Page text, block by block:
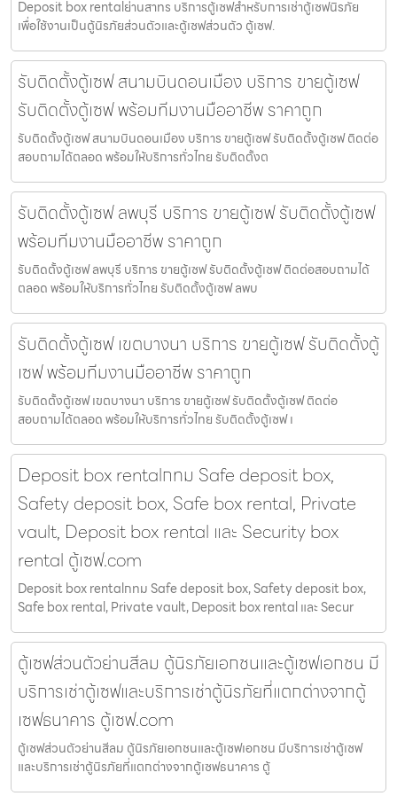
Deposit box rentalย่านสาทร บริการตู้เซฟสำหรับการเช่าตู้เซฟนิรภัย
เพื่อใช้งานเป็นตู้นิรภัยส่วนตัวและตู้เซฟส่วนตัว ตู้เซฟ.
รับติดตั้งตู้เซฟ สนามบินดอนเมือง บริการ ขายตู้เซฟ
รับติดตั้งตู้เซฟ พร้อมทีมงานมืออาชีพ ราคาถูก
รับติดตั้งตู้เซฟ สนามบินดอนเมือง บริการ ขายตู้เซฟ รับติดตั้งตู้เซฟ ติดต่อ
สอบถามได้ตลอด พร้อมให้บริการทั่วไทย รับติดตั้งต
รับติดตั้งตู้เซฟ ลพบุรี บริการ ขายตู้เซฟ รับติดตั้งตู้เซฟ
พร้อมทีมงานมืออาชีพ ราคาถูก
รับติดตั้งตู้เซฟ ลพบุรี บริการ ขายตู้เซฟ รับติดตั้งตู้เซฟ ติดต่อสอบถามได้
ตลอด พร้อมให้บริการทั่วไทย รับติดตั้งตู้เซฟ ลพบ
รับติดตั้งตู้เซฟ เขตบางนา บริการ ขายตู้เซฟ รับติดตั้งตู้
เซฟ พร้อมทีมงานมืออาชีพ ราคาถูก
รับติดตั้งตู้เซฟ เขตบางนา บริการ ขายตู้เซฟ รับติดตั้งตู้เซฟ ติดต่อ
สอบถามได้ตลอด พร้อมให้บริการทั่วไทย รับติดตั้งตู้เซฟ เ
Deposit box rentalกทม Safe deposit box,
Safety deposit box, Safe box rental, Private
vault, Deposit box rental และ Security box
rental ตู้เซฟ.com
Deposit box rentalกทม Safe deposit box, Safety deposit box,
Safe box rental, Private vault, Deposit box rental และ Secur
ตู้เซฟส่วนตัวย่านสีลม ตู้นิรภัยเอกชนและตู้เซฟเอกชน มี
บริการเช่าตู้เซฟและบริการเช่าตู้นิรภัยที่แตกต่างจากตู้
เซฟธนาคาร ตู้เซฟ.com
ตู้เซฟส่วนตัวย่านสีลม ตู้นิรภัยเอกชนและตู้เซฟเอกชน มีบริการเช่าตู้เซฟ
และบริการเช่าตู้นิรภัยที่แตกต่างจากตู้เซฟธนาคาร ตู้